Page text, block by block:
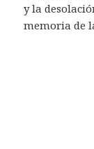
y la
memoria de